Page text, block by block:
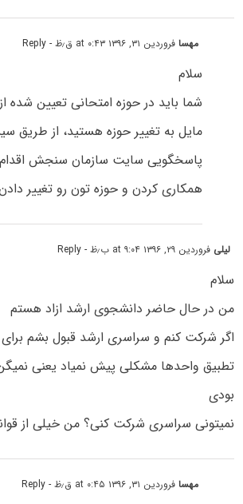
مهسافروردین ۳۱, ۱۳۹۶ at ۰:۴۳ ق٫ظ - Reply
سلام
شما باید در حوزه امتحانی تعیین شده
مایل به تغییر حوزه هستید، از طریق
پاسخگویی سایت سازمان سنجش اقدام
همکاری کردن و حوزه تون رو تغییر
لیلی فروردین ۲۹, ۱۳۹۶ at ۹:۰۴ ب٫ظ - Reply
سلام
من در حال حاضر دانشجوی ارشد ازاد هستم
اگر شرکت کنم و سراسری ارشد قبول بشم برای
تطبیق واحدها مشکلی پیش نمیاد یعنی
بودی
نمیتونی سراسری شرکت کنی؟ من خیلی از
مهسافروردین ۳۱, ۱۳۹۶ at ۰:۴۵ ق٫ظ - Reply